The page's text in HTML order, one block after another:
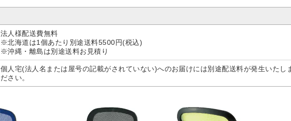
法人様配送費無料
※北海道は1個あたり別途送料5500円(税込)
※沖縄・離島は別途送料お見積り
個人宅(法人名または屋号の記載がされていない)へのお届けには別途配送料が発生いたし
ださい。